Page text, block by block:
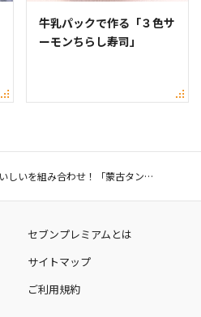
牛乳パックで作る「３色サ
ーモンちらし寿司」
辛旨×おいしいを組み合わせ！「蒙古タンメン」のアレンジレシピ
セブンプレミアムとは
サイトマップ
ご利用規約